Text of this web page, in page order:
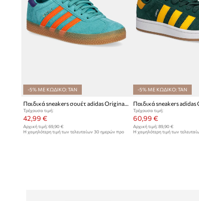
-5% ΜΕ ΚΩΔΙΚΟ: TAN
Παιδικά sneakers σουέτ adidas Originals GAZELLE
Τρέχουσα τιμή:
42,99 €
Αρχική τιμή: 69,90 €
Η χαμηλότερη τιμή των τελευταίων 30 ημερών προ
-5% ΜΕ ΚΩΔΙΚΟ: TAN
Τρέχουσα τιμή:
60,99 €
Αρχική τιμή:89,90 €
Η χαμηλότερη τιμή των